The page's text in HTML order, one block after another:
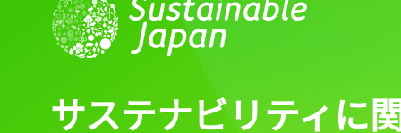
サステナビリティに